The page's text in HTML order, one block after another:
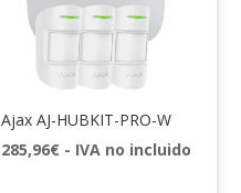
Ajax AJ-HUBKIT-PRO-W
285,96€ - IVA no incluido